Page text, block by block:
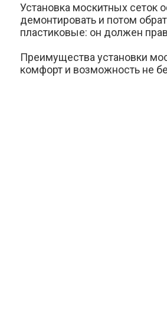
Установка москитных сеток
демонтировать и потом
пластиковые: он должен
Преимущества установки
комфорт и возможность не